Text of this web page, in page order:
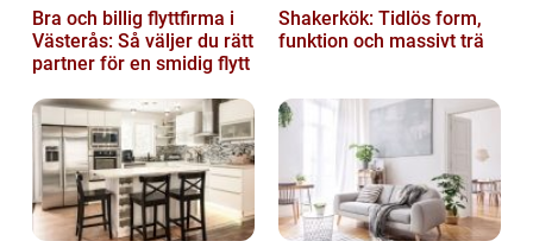
Bra och billig flyttfirma i
Västerås: Så väljer du rätt
partner för en smidig flytt
Shakerkök: Tidlös form,
funktion och massivt trä